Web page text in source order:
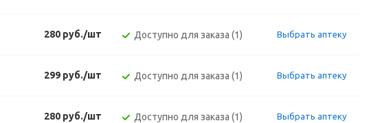
280 руб./шт Доступно для заказа (1) Выбрать аптеку
299 руб./шт Доступно для заказа (1) Выбрать аптеку
280 руб./шт Доступно для заказа (1) Выбрать аптеку